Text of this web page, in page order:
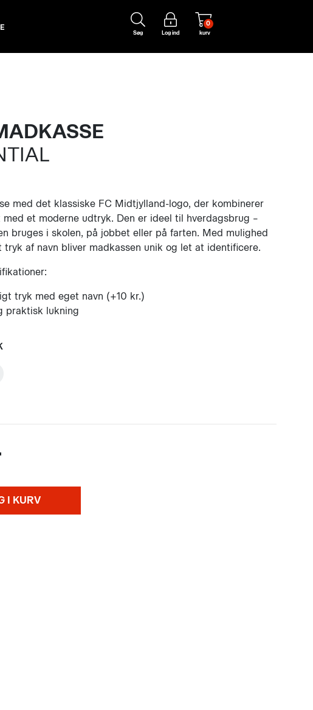
Søg Log ind kurv
0
med det klassiske FC Midtjylland-logo, der kombinerer
et moderne udtryk. Den er ideel til hverdagsbrug –
bruges i skolen, på jobbet eller på farten. Med mulighed
tryk af navn bliver madkassen unik og let at identificere.
tryk med eget navn (+10 kr.)
praktisk lukning
I KURV